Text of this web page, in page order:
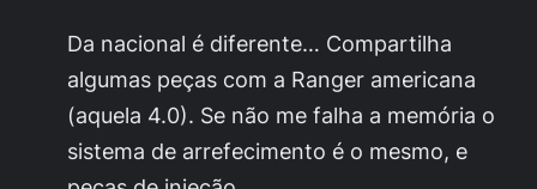
Da nacional é diferente… Compartilha
algumas peças com a Ranger americana
(aquela 4.0). Se não me falha a memória o
sistema de arrefecimento é o mesmo, e